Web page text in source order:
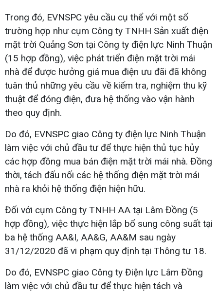
Trong đó, EVNSPC yêu cầu cụ thể với một số
trường hợp như cụm Công ty TNHH Sản xuất điện
mặt trời Quảng Sơn tại Công ty điện lực Ninh Thuận
(15 hợp đồng), việc phát triển điện mặt trời mái
nhà để được hưởng giá mua điện ưu đãi đã không
tuân thủ những yêu cầu về kiểm tra, nghiệm thu kỹ
thuật để đóng điện, đưa hệ thống vào vận hành
theo quy định.
Do đó, EVNSPC giao Công ty điện lực Ninh Thuận
làm việc với chủ đầu tư để thực hiện thủ tục hủy
các hợp đồng mua bán điện mặt trời mái nhà. Đồng
thời, tách đấu nối các hệ thống điện mặt trời mái
nhà ra khỏi hệ thống điện hiện hữu.
Đối với cụm Công ty TNHH AA tại Lâm Đồng (5
hợp đồng), việc thực hiện lắp bổ sung công suất tại
ba hệ thống AA&I, AA&G, AA&M sau ngày
31/12/2020 đã vi phạm quy định tại Thông tư 18.
Do đó, EVNSPC giao Công ty Điện lực Lâm Đồng
làm việc với chủ đầu tư để thực hiện tách và